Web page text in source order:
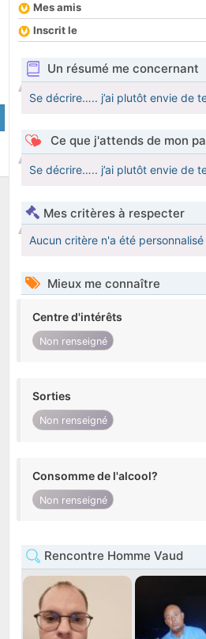
Mes amis
Inscrit le
Un résumé me concernant
Se décrire….. j’ai plutôt envie de
Ce que j'attends de mon
Se décrire….. j’ai plutôt envie de
Mes critères à respecter
Aucun critère n'a été personnalisé
Mieux me connaître
Centre d'intérêts
Non renseigné
Sorties
Non renseigné
Consomme de l'alcool?
Non renseigné
Rencontre Homme Vaud